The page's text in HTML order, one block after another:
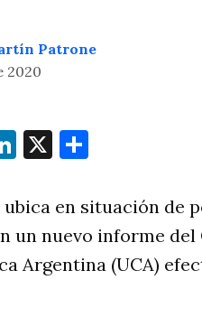
Patrone
2020
LinkedIn
X
ubica en situación de
un nuevo informe
Argentina (UCA)